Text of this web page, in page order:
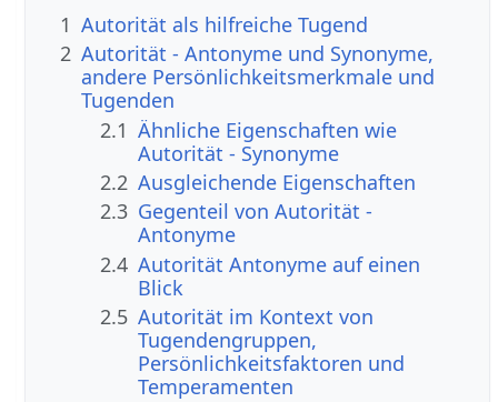
1 Autorität als hilfreiche Tugend
2 Autorität - Antonyme und Synonyme,
andere Persönlichkeitsmerkmale und
Tugenden
2.1 Ähnliche Eigenschaften wie
Autorität - Synonyme
2.2 Ausgleichende Eigenschaften
2.3 Gegenteil von Autorität -
Antonyme
2.4 Autorität Antonyme auf einen
Blick
2.5 Autorität im Kontext von
Tugendengruppen,
Persönlichkeitsfaktoren und
Temperamenten